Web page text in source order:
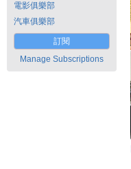
電影俱樂部
汽車俱樂部
訂閱
Manage Subscriptions